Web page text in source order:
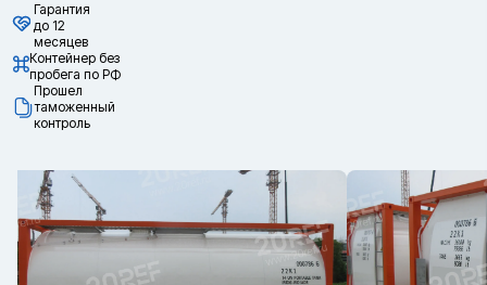
Гарантия
до 12
месяцев
Контейнер без
пробега по РФ
Прошел
таможенный
контроль